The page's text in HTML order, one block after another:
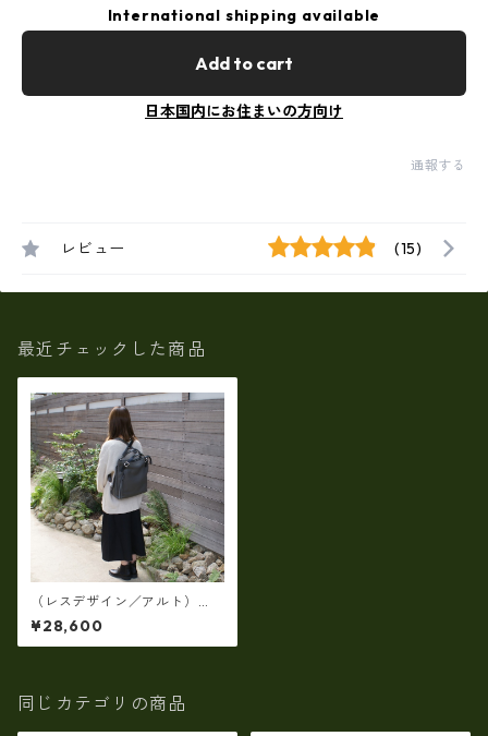
International shipping available
Add to cart
日本国内にお住まいの方向け
通報する
レビュー (15)
最近チェックした商品
（レスデザイン／アルト）
（日本製）オイルシュリンク
レザー・リュック AMSB-133
0
¥28,600
同じカテゴリの商品